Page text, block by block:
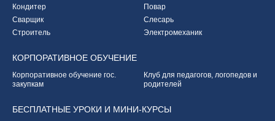
Кондитер
Повар
Сварщик
Слесарь
Строитель
Электромеханик
КОРПОРАТИВНОЕ ОБУЧЕНИЕ
Корпоративное обучение гос.
закупкам
Клуб для педагогов, логопедов и
родителей
БЕСПЛАТНЫЕ УРОКИ И МИНИ-КУРСЫ